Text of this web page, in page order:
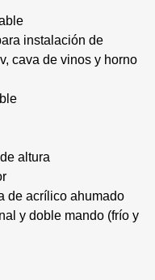
instalación de
cava de vinos y horno
altura
de acrílico ahumado
y doble mando (frío y